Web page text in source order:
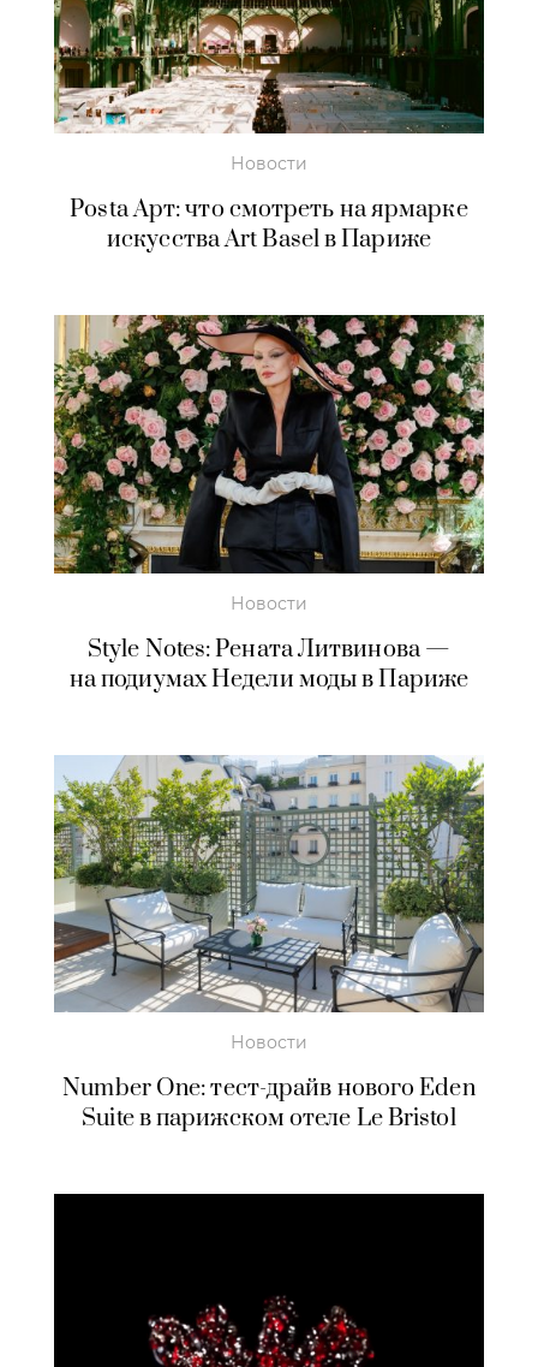
Новости
Posta Арт: что смотреть на ярмарке
искусства Art Basel в Париже
Новости
Style Notes: Рената Литвинова —
на подиумах Недели моды в Париже
Новости
Number One: тест-драйв нового Eden
Suite в парижском отеле Le Bristol